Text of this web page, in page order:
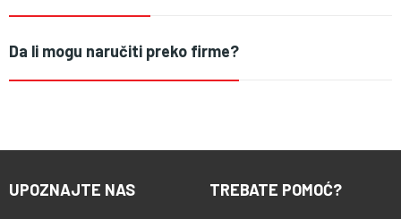
Da li mogu naručiti preko firme?
UPOZNAJTE NAS TREBATE POMOĆ?